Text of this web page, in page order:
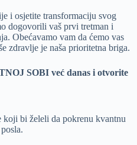
i osjetite transformaciju svog
dogovorili vaš prvi tretman i
Obećavamo vam da ćemo vas
zdravlje je naša prioritetna briga.
SOBI već danas i otvorite
koji bi želeli da pokrenu kvantnu